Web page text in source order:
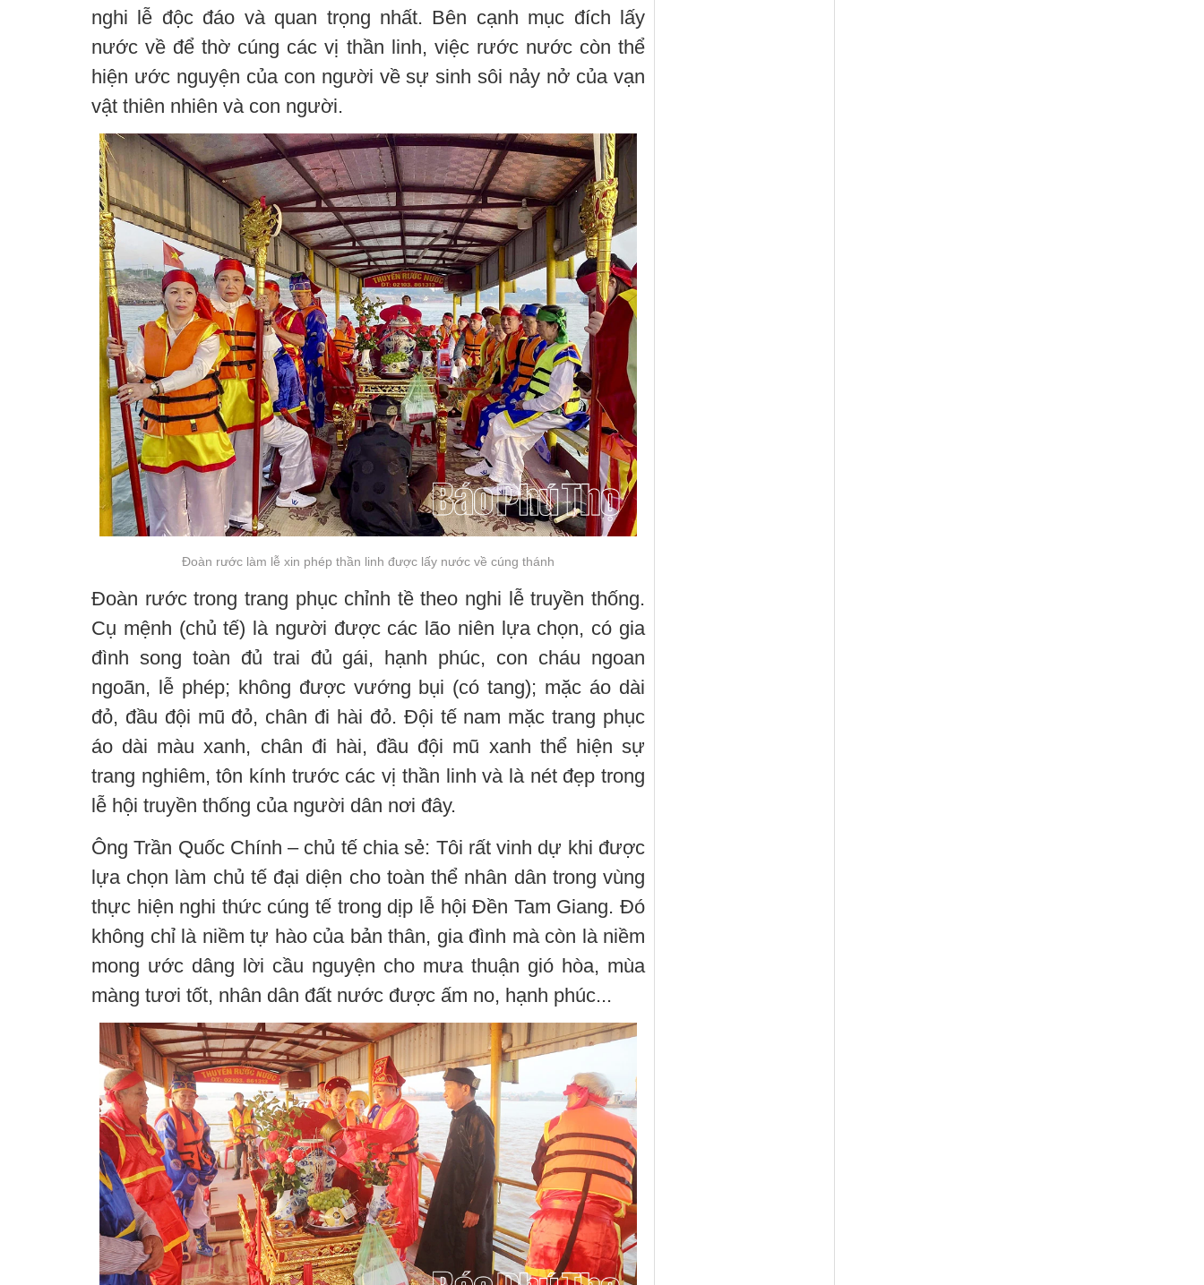
nghi lễ độc đáo và quan trọng nhất. Bên cạnh mục đích lấy
nước về để thờ cúng các vị thần linh, việc rước nước còn thể
hiện ước nguyện của con người về sự sinh sôi nảy nở của vạn
vật thiên nhiên và con người.
Đoàn rước làm lễ xin phép thần linh được lấy nước về cúng thánh
Đoàn rước trong trang phục chỉnh tề theo nghi lễ truyền thống.
Cụ mệnh (chủ tế) là người được các lão niên lựa chọn, có gia
đình song toàn đủ trai đủ gái, hạnh phúc, con cháu ngoan
ngoãn, lễ phép; không được vướng bụi (có tang); mặc áo dài
đỏ, đầu đội mũ đỏ, chân đi hài đỏ. Đội tế nam mặc trang phục
áo dài màu xanh, chân đi hài, đầu đội mũ xanh thể hiện sự
trang nghiêm, tôn kính trước các vị thần linh và là nét đẹp trong
lễ hội truyền thống của người dân nơi đây.
Ông Trần Quốc Chính – chủ tế chia sẻ: Tôi rất vinh dự khi được
lựa chọn làm chủ tế đại diện cho toàn thể nhân dân trong vùng
thực hiện nghi thức cúng tế trong dịp lễ hội Đền Tam Giang. Đó
không chỉ là niềm tự hào của bản thân, gia đình mà còn là niềm
mong ước dâng lời cầu nguyện cho mưa thuận gió hòa, mùa
màng tươi tốt, nhân dân đất nước được ấm no, hạnh phúc...